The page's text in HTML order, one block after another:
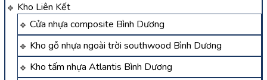
Kho Liên Kết
Cửa nhựa composite Bình Dương
Kho gỗ nhựa ngoài trời southwood Bình Dương
Kho tấm nhựa Atlantis Bình Dương